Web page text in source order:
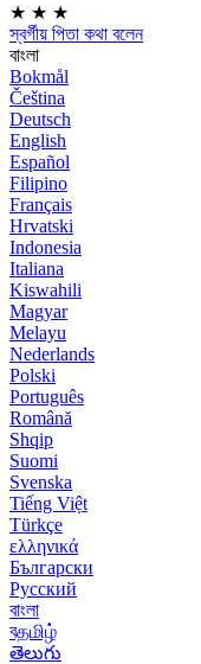
★ ★ ★
স্বর্গীয় পিতা কথা বলেন
বাংলা
Bokmål
Čeština
Deutsch
English
Español
Filipino
Français
Hrvatski
Indonesia
Italiana
Kiswahili
Magyar
Melayu
Nederlands
Polski
Português
Română
Shqip
Suomi
Svenska
Tiếng Việt
Türkçe
ελληνικά
Български
Русский
বাংলা
বதமிழ்
తెలుగు